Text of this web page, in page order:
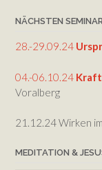
NÄCHSTEN
28.-29.09.24
04.-06.10.24 Kraft
Voralberg
21.12.24 Wirken
MEDITATION &